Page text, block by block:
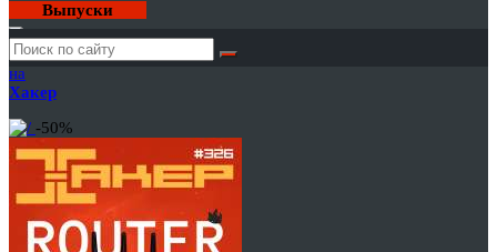
Выпуски
Годовая
подписка
на
Хакер
-50%